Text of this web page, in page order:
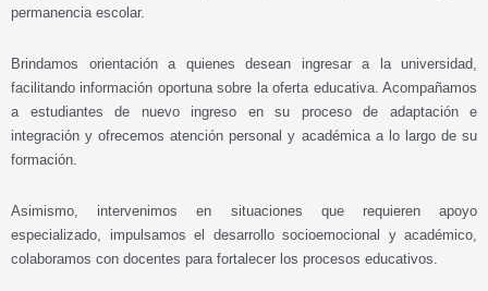
permanencia escolar.
Brindamos orientación a quienes desean ingresar a la universidad,
facilitando información oportuna sobre la oferta educativa. Acompañamos
a estudiantes de nuevo ingreso en su proceso de adaptación e
integración y ofrecemos atención personal y académica a lo largo de su
formación.
Asimismo, intervenimos en situaciones que requieren apoyo
especializado, impulsamos el desarrollo socioemocional y académico,
colaboramos con docentes para fortalecer los procesos educativos.